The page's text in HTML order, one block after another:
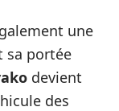
une
sa portée
devient
des